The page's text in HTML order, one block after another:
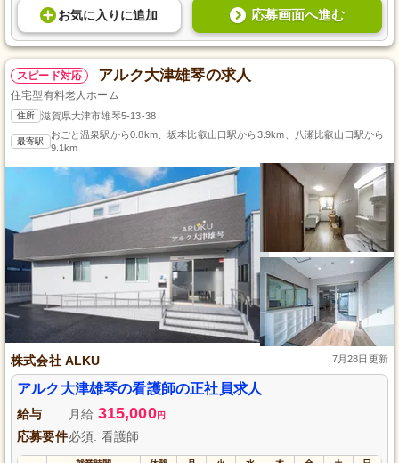
お気に入り に追加 応募画面へ進む
スピード対応 アルク大津雄琴の求人
住宅型有料老人ホーム
住所 滋賀県大津市雄琴5-13-38
最寄駅
おごと温泉駅から0.8km、坂本比叡山口駅から3.9km、八瀬比叡山口駅から
9.1km
株式会社 ALKU 7月28日更新
アルク大津雄琴の看護師の正社員求人
給与 月給 315,000円
応募要件必須: 看護師